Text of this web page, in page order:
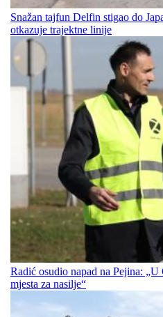
Snažan tajfun Delfin stigao do
otkazuje trajektne linije
Radić osudio napad na Pejina:
mjesta za nasilje“